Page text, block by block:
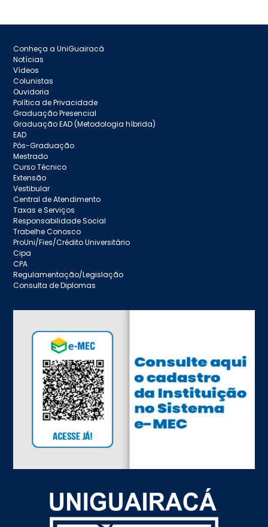
Conheça a UniGuairacá
Notícias
Vídeos
Colunistas
Ouvidoria
Política de Privacidade
Graduação Presencial
Graduação EAD (Metodologia híbrida)
EAD
Pós-Graduação
Mestrado
Curso Técnico
Extensão
Vestibular
Central de Atendimento
Taxas e Serviços
Responsabilidade Social
Trabelhe Conosco
ProUni/Fies/Crédito Universitário
Cipa
CPA
Regulamentação/Legislação
Consulta de Diplomas